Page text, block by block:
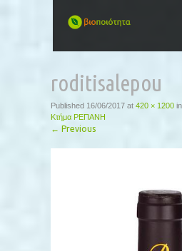
CONTENT
roditisalepou
Published 16/06/2017 at 420 × 1200 in
Κτήμα ΡΕΠΑΝΗ
← Previous